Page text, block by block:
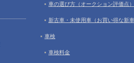
車の選び方（オークション評価点）
新古車・未使用車（お買い得な新
車検
車検料金